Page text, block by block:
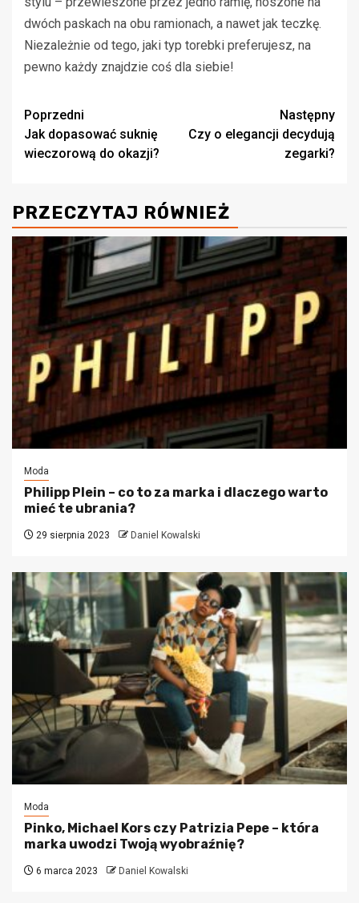
dwóch paskach na obu ramionach, a nawet jak teczkę.
Niezależnie od tego, jaki typ torebki preferujesz, na
pewno każdy znajdzie coś dla siebie!
Zobacz
wpisy
Poprzedni
Jak dopasować suknię
wieczorową do okazji?
Następny
Czy o elegancji decydują
zegarki?
PRZECZYTAJ RÓWNIEŻ
Moda
Philipp Plein – co to za marka i dlaczego warto
mieć te ubrania?
29 sierpnia 2023 Daniel Kowalski
Moda
Pinko, Michael Kors czy Patrizia Pepe – która
marka uwodzi Twoją wyobraźnię?
6 marca 2023 Daniel Kowalski